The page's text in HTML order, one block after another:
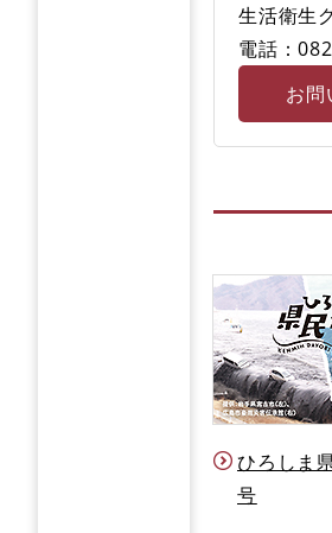
生活衛生
電話：
お問
ひろしま
号